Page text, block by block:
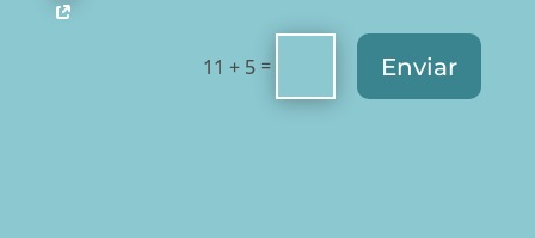
11 + 5 = Enviar